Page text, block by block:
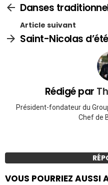
Danses
Article suivant
Saint-Nicolas
Rédigé par
Président-fondateur du
Chef de
VOUS POURRIEZ AUSSI